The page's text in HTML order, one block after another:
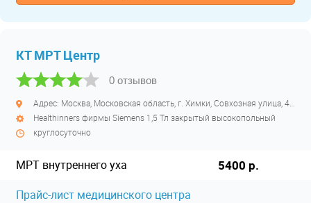
КТ МРТ Центр
0 отзывов
Healthinners фирмы Siemens 1,5 Тл закрытый высокопольный
круглосуточно
МРТ внутреннего уха 5400 р.
Прайс-лист медицинского центра